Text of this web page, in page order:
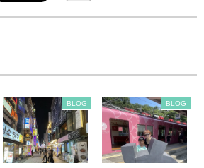
BLOG BLOG